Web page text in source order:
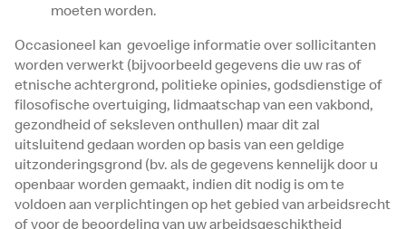
moeten worden.
Occasioneel kan gevoelige informatie over sollicitanten
worden verwerkt (bijvoorbeeld gegevens die uw ras of
etnische achtergrond, politieke opinies, godsdienstige of
filosofische overtuiging, lidmaatschap van een vakbond,
gezondheid of seksleven onthullen) maar dit zal
uitsluitend gedaan worden op basis van een geldige
uitzonderingsgrond (bv. als de gegevens kennelijk door u
openbaar worden gemaakt, indien dit nodig is om te
voldoen aan verplichtingen op het gebied van arbeidsrecht
of voor de beoordeling van uw arbeidsgeschiktheid